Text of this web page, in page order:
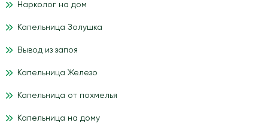
Нарколог на дом
Капельница Золушка
Вывод из запоя
Капельница Железо
Капельница от похмелья
Капельница на дому